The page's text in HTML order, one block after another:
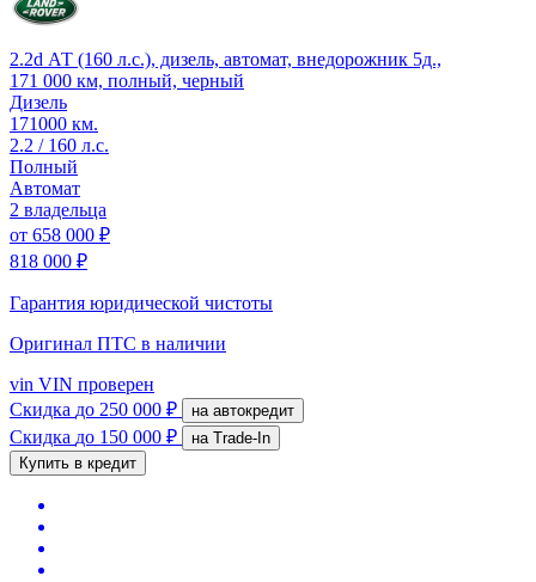
2.2d АТ (160 л.с.), дизель, автомат, внедорожник 5д.,
171 000 км, полный, черный
Дизель
171000 км.
2.2 / 160 л.с.
Полный
Автомат
2 владельца
от 658 000 ₽
818 000 ₽
Гарантия юридической чистоты
Оригинал ПТС в наличии
vin VIN проверен
Скидка до 250 000 ₽ на автокредит
Скидка до 150 000 ₽
на Trade-In
Купить в кредит